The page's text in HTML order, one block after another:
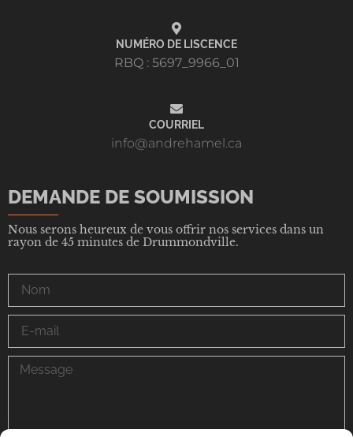
NUMÉRO DE LISCENCE
RBQ : 5697_9966_01
COURRIEL
info@andrehamel.ca
DEMANDE DE SOUMISSION
Nous serons heureux de vous offrir nos services dans un
rayon de 45 minutes de Drummondville.